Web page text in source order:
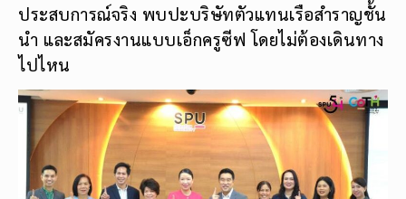
ประสบการณ์จริง พบปะบริษัทตัวแทนเรือสำราญชั้น
นำ และสมัครงานแบบเอ็กครูซีฟ โดยไม่ต้องเดินทาง
ไปไหน